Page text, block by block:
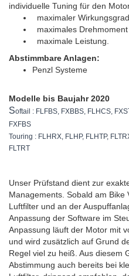
individuelle Tuning für den
maximaler Wirkungsgrad
maximales Drehmoment
maximale Leistung.
Abstimmbare Anlagen:
Penzl Systeme
Modelle bis Baujahr 2020
Softail : FLFBS, FXBBS, FLHCS,
FXFBS
Touring : FLHRX, FLHP, FLHTP,
FLTRT
Unser Prüfstand dient zur
Managements. Sobald am Bike
Luftfilter und an der
Anpassung der Software im
Anpassung läuft der Motor mit
und wird zusätzlich auf Grund
Regel viel zu heiß. Aus diesem
Abstimmung auch bereits bei